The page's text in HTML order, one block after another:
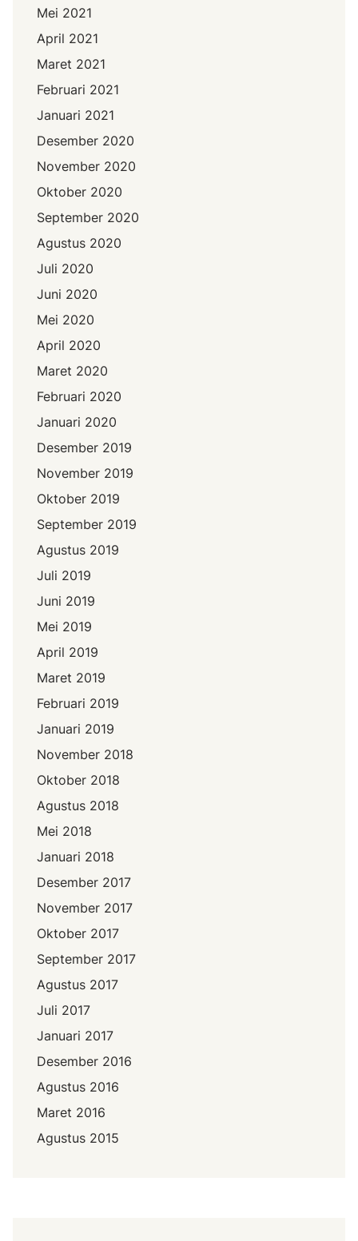
Mei 2021
April 2021
Maret 2021
Februari 2021
Januari 2021
Desember 2020
November 2020
Oktober 2020
September 2020
Agustus 2020
Juli 2020
Juni 2020
Mei 2020
April 2020
Maret 2020
Februari 2020
Januari 2020
Desember 2019
November 2019
Oktober 2019
September 2019
Agustus 2019
Juli 2019
Juni 2019
Mei 2019
April 2019
Maret 2019
Februari 2019
Januari 2019
November 2018
Oktober 2018
Agustus 2018
Mei 2018
Januari 2018
Desember 2017
November 2017
Oktober 2017
September 2017
Agustus 2017
Juli 2017
Januari 2017
Desember 2016
Agustus 2016
Maret 2016
Agustus 2015